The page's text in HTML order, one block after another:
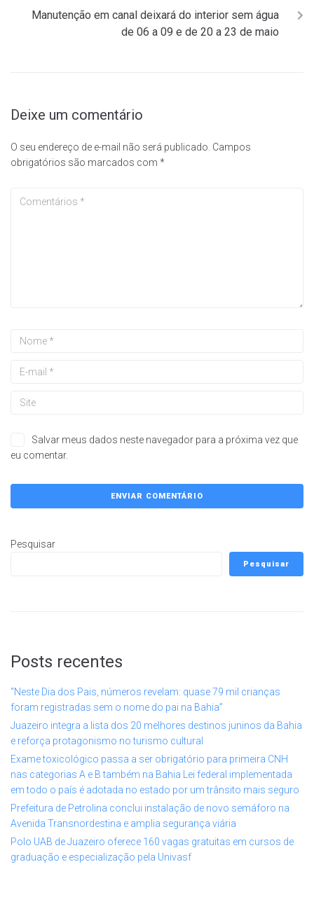
Manutenção em canal deixará do interior sem água
de 06 a 09 e de 20 a 23 de maio
Deixe um comentário
O seu endereço de e-mail não será publicado. Campos
obrigatórios são marcados com *
Salvar meus dados neste navegador para a próxima vez que
eu comentar.
Pesquisar
Pesquisar
Posts recentes
“Neste Dia dos Pais, números revelam: quase 79 mil crianças
foram registradas sem o nome do pai na Bahia”
Juazeiro integra a lista dos 20 melhores destinos juninos da Bahia
e reforça protagonismo no turismo cultural
Exame toxicológico passa a ser obrigatório para primeira CNH
nas categorias A e B também na Bahia Lei federal implementada
em todo o país é adotada no estado por um trânsito mais seguro
Prefeitura de Petrolina conclui instalação de novo semáforo na
Avenida Transnordestina e amplia segurança viária
Polo UAB de Juazeiro oferece 160 vagas gratuitas em cursos de
graduação e especialização pela Univasf